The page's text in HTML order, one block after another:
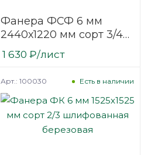
Фанера ФСФ 6 мм
2440х1220 мм сорт 3/4
шлифованная
березовая
1 630 ₽/лист
Есть в наличии
Арт.: 100030